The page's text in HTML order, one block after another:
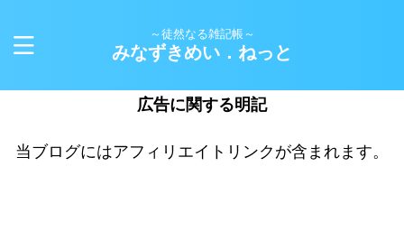
～徒然なる雑記帳～
みなずきめい．ねっと
広告に関する明記
当ブログにはアフィリエイトリンクが含まれます。